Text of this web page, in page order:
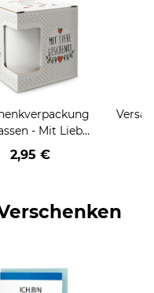
- Mit Liebe
geschenkt
2,95 €